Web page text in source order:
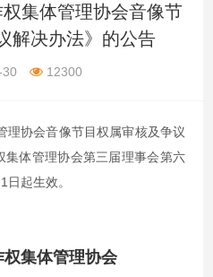
集体管理协会音像节
解决办法》的公告
12300
理协会音像节目权属审核及争议
集体管理协会第三届理事会第六
起生效。
集体管理协会